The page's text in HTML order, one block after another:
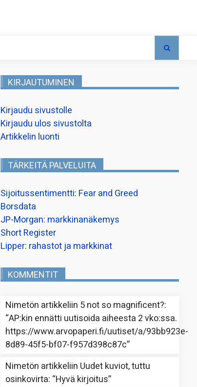
KIRJAUTUMINEN
Kirjaudu sivustolle
Kirjaudu ulos sivustolta
Artikkelin luonti
TÄRKEITÄ PALVELUITA
Sijoitussentimentti: Fear and Greed
Borsdata
JP-Morgan: markkinanäkemys
Short Register
Lipper: rahastot ja markkinat
KOMMENTIT
Nimetön artikkeliin 5 not so magnificent?:
“AP:kin ennätti uutisoida aiheesta 2 vko:ssa.
https://www.arvopaperi.fi/uutiset/a/93bb923e-
8d89-45f5-bf07-f957d398c87c”
Nimetön artikkeliin Uudet kuviot, tuttu
osinkovirta: “Hyvä kirjoitus”